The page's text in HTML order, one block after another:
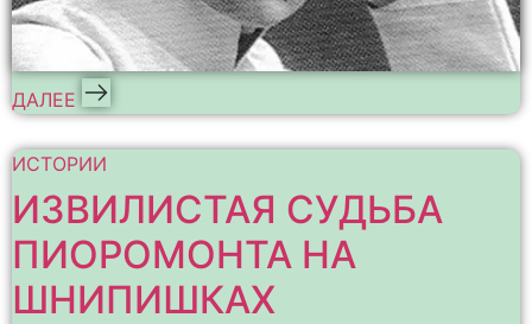
ДАЛЕЕ
ИСТОРИИ
ИЗВИЛИСТАЯ СУДЬБА
ПИОРОМОНТА НА
ШНИПИШКАХ